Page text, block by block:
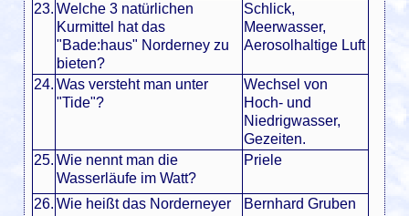
23. Welche 3 natürlichen
Kurmittel hat das
"Bade:haus" Norderney zu
bieten?
Schlick,
Meerwasser,
Aerosolhaltige Luft
24. Was versteht man unter
"Tide"?
Wechsel von
Hoch- und
Niedrigwasser,
Gezeiten.
25. Wie nennt man die
Wasserläufe im Watt?
Priele
26. Wie heißt das Norderneyer
Bernhard Gruben